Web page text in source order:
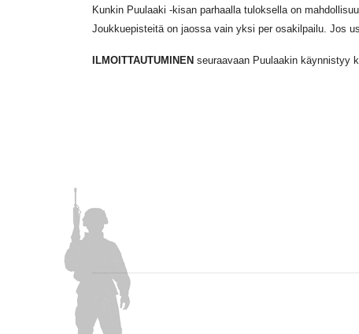
Kunkin Puulaaki -kisan parhaalla tuloksella on
Joukkuepisteitä on jaossa vain yksi per osakilpailu. Jos
ILMOITTAUTUMINEN seuraavaan Puulaakin käynnistyy